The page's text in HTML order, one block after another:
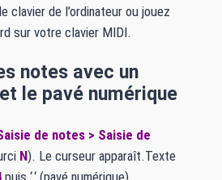
clavier de l’ordinateur ou jouez
sur votre clavier MIDI.
notes avec un
le pavé numérique
de notes > Saisie de
N). Le curseur apparaît.Texte
puis ‘,‘ (pavé numérique)